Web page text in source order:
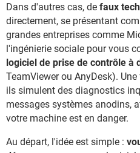
Dans d'autres cas, de faux
directement, se présentant
grandes entreprises comme
l'ingénierie sociale pour vous
logiciel de prise de contrôle à
TeamViewer ou AnyDesk).
ils simulent des diagnostics
messages systèmes anodins,
votre machine est en danger.
Au départ, l'idée est simple :